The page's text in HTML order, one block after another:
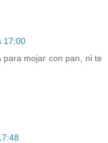
17:00
para mojar con pan, ni te